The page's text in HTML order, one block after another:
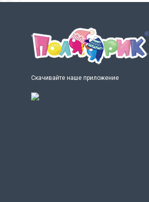
Скачивайте наше приложение